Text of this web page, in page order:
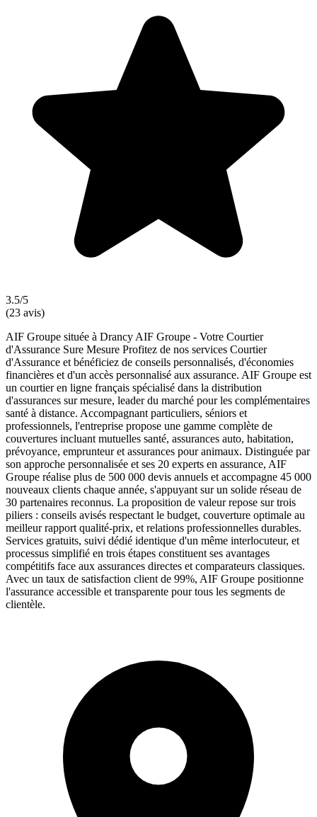
3.5/5
(23 avis)
AIF Groupe située à Drancy AIF Groupe - Votre Courtier
d'Assurance Sure Mesure Profitez de nos services Courtier
d'Assurance et bénéficiez de conseils personnalisés, d'économies
financières et d'un accès personnalisé aux assurance. AIF Groupe est
un courtier en ligne français spécialisé dans la distribution
d'assurances sur mesure, leader du marché pour les complémentaires
santé à distance. Accompagnant particuliers, séniors et
professionnels, l'entreprise propose une gamme complète de
couvertures incluant mutuelles santé, assurances auto, habitation,
prévoyance, emprunteur et assurances pour animaux. Distinguée par
son approche personnalisée et ses 20 experts en assurance, AIF
Groupe réalise plus de 500 000 devis annuels et accompagne 45 000
nouveaux clients chaque année, s'appuyant sur un solide réseau de
30 partenaires reconnus. La proposition de valeur repose sur trois
piliers : conseils avisés respectant le budget, couverture optimale au
meilleur rapport qualité-prix, et relations professionnelles durables.
Services gratuits, suivi dédié identique d'un même interlocuteur, et
processus simplifié en trois étapes constituent ses avantages
compétitifs face aux assurances directes et comparateurs classiques.
Avec un taux de satisfaction client de 99%, AIF Groupe positionne
l'assurance accessible et transparente pour tous les segments de
clientèle.